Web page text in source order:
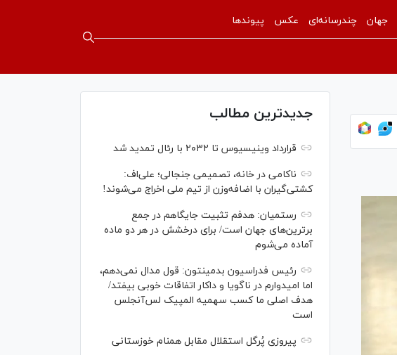
جهان چندرسانه‌ای عکس پیوندها
جدیدترین مطالب
قرارداد وینیسیوس تا ۲۰۳۲ با رئال‌ تمدید شد
ناکامی در خانه، تصمیمی جنجالی؛ علی‌اف:
کشتی‌گیران با اضافه‌وزن از تیم ملی اخراج می‌شوند!
رستمیان: هدفم تثبیت جایگاهم در جمع
برترین‌های جهان است/ برای درخشش در هر دو ماده
آماده می‌شوم
رئیس فدراسیون بدمینتون: قول مدال نمی‌دهم،
اما امیدوارم در ناگویا و داکار اتفاقات خوبی بیفتد/
هدف اصلی ما کسب سهمیه المپیک لس‌آنجلس
است
پیروزی پُرگل استقلال مقابل همنام خوزستانی